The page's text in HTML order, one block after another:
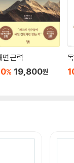
면 근력
% 19,800원